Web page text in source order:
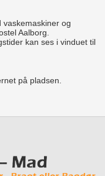
vaskemaskiner og
Aalborg.
kan ses i vinduet til
på pladsen.